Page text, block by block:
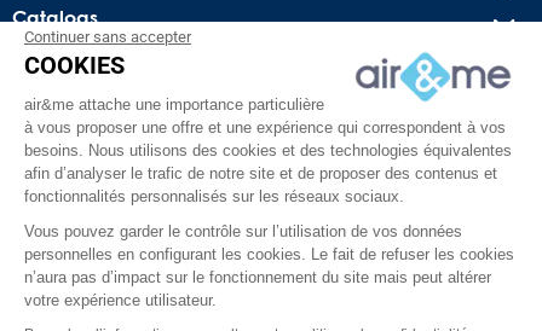
Catalogs
Get our latest news and special sales
You may unsubscribe at any moment. For that purpose, please
find our contact info in the legal notice.
Continuer sans accepter
COOKIES
air&me attache une importance particulière
à vous proposer une offre et une expérience qui correspondent à vos
besoins. Nous utilisons des cookies et des technologies équivalentes
afin d’analyser le trafic de notre site et de proposer des contenus et
fonctionnalités personnalisés sur les réseaux sociaux.
Vous pouvez garder le contrôle sur l’utilisation de vos données
personnelles en configurant les cookies. Le fait de refuser les cookies
n’aura pas d’impact sur le fonctionnement du site mais peut altérer
votre expérience utilisateur.